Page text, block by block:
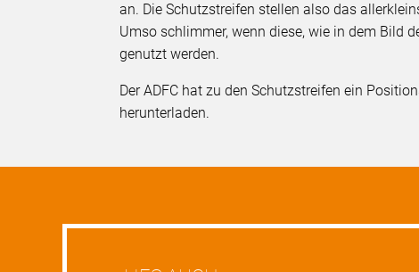
an. Die Schutzstreifen stellen also das
Umso schlimmer, wenn diese, wie in dem Bild
genutzt werden.
Der ADFC hat zu den Schutzstreifen ein
herunterladen.